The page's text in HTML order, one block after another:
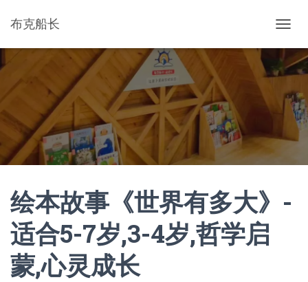
布克船长
换
航
绘本故事《世界有多大》-
适合5-7岁,3-4岁,哲学启
蒙,心灵成长